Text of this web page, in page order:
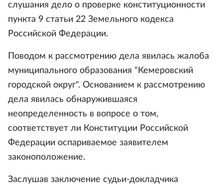
слушания дело о проверке конституционности
пункта 9 статьи 22 Земельного кодекса
Российской Федерации.
Поводом к рассмотрению дела явилась жалоба
муниципального образования "Кемеровский
городской округ". Основанием к рассмотрению
дела явилась обнаружившаяся
неопределенность в вопросе о том,
соответствует ли Конституции Российской
Федерации оспариваемое заявителем
законоположение.
Заслушав заключение судьи-докладчика